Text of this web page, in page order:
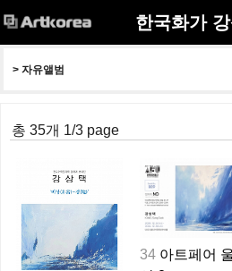
한국화가
> 자유앨범
총 35개 1/3 page
34 아트페어